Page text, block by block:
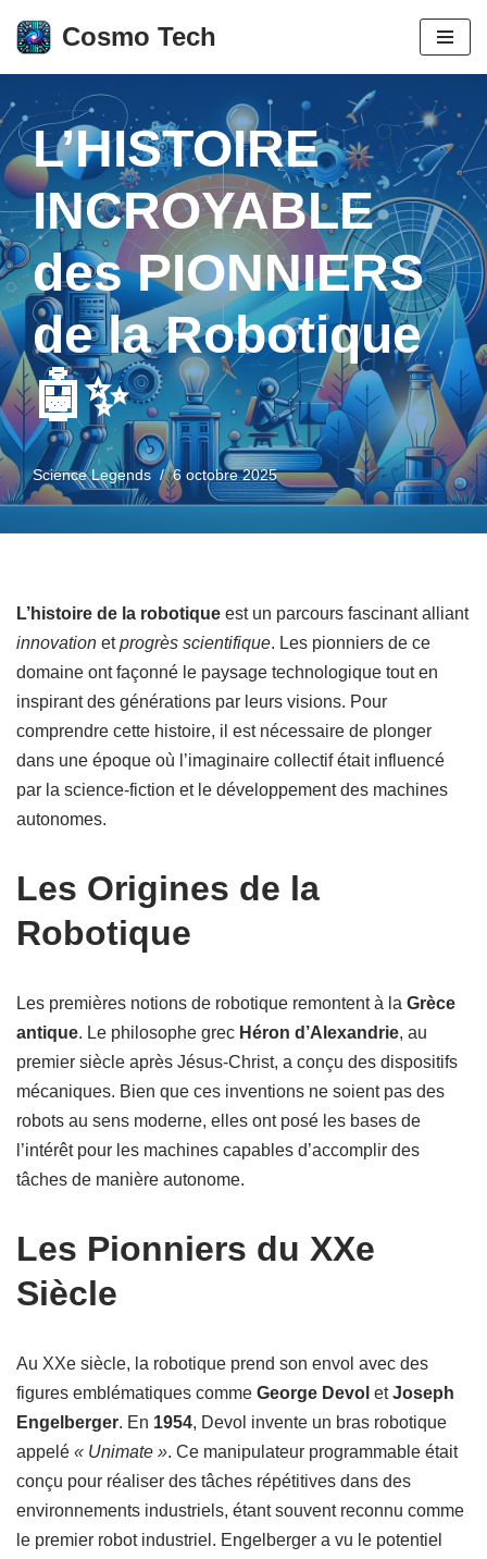
Aller
contenu
Cosmo Tech
L’HISTOIRE
INCROYABLE
des PIONNIERS
de la Robotique
🤖✨
Science Legends 6 octobre 2025
L’histoire de la robotique est un parcours fascinant alliant
innovation etprogrès scientifique. Les pionniers de ce
domaine ont façonné le paysage technologique tout en
inspirant des générations par leurs visions. Pour
comprendre cette histoire, il est nécessaire de plonger
dans une époque où l’imaginaire collectif était influencé
par la science-fiction et le développement des machines
autonomes.
Les Origines de la
Robotique
Les premières notions de robotique remontent à la Grèce
antique. Le philosophe grec Héron d’Alexandrie, au
premier siècle après Jésus-Christ, a conçu des dispositifs
mécaniques. Bien que ces inventions ne soient pas des
robots au sens moderne, elles ont posé les bases de
l’intérêt pour les machines capables d’accomplir des
tâches de manière autonome.
Les Pionniers du XXe
Siècle
Au XXe siècle, la robotique prend son envol avec des
figures emblématiques comme George Devol etJoseph
Engelberger. En 1954, Devol invente un bras robotique
appelé « Unimate ». Ce manipulateur programmable était
conçu pour réaliser des tâches répétitives dans des
environnements industriels, étant souvent reconnu comme
le premier robot industriel. Engelberger a vu le potentiel